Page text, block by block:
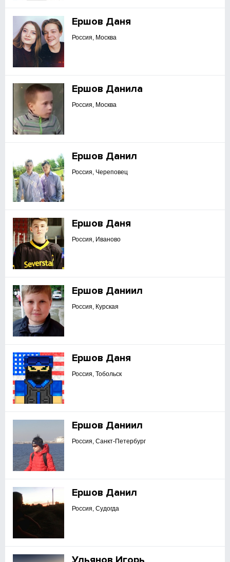
Ершов Даня
Россия, Москва
Ершов Данила
Россия, Москва
Ершов Данил
Россия, Череповец
Ершов Даня
Россия, Иваново
Ершов Даниил
Россия, Курская
Ершов Даня
Россия, Тобольск
Ершов Даниил
Россия, Санкт-Петербург
Ершов Данил
Россия, Судогда